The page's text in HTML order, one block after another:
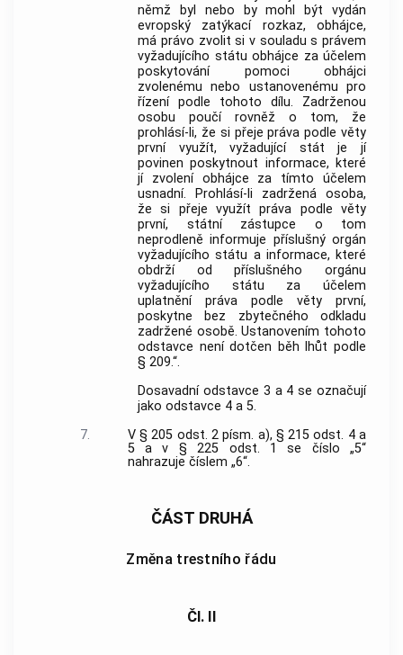
němž byl nebo by mohl být vydán
evropský zatýkací rozkaz, obhájce,
má právo zvolit si v souladu s právem
vyžadujícího státu obhájce za účelem
poskytování pomoci obhájci
zvolenému nebo ustanovenému pro
řízení podle tohoto dílu. Zadrženou
osobu poučí rovněž o tom, že
prohlásí-li, že si přeje práva podle věty
první využít, vyžadující stát je jí
povinen poskytnout informace, které
jí zvolení obhájce za tímto účelem
usnadní. Prohlásí-li zadržená osoba,
že si přeje využít práva podle věty
první, státní zástupce o tom
neprodleně informuje příslušný orgán
vyžadujícího státu a informace, které
obdrží od příslušného orgánu
vyžadujícího státu za účelem
uplatnění práva podle věty první,
poskytne bez zbytečného odkladu
zadržené osobě. Ustanovením tohoto
odstavce není dotčen běh lhůt podle
§ 209.“.
Dosavadní odstavce 3 a 4 se označují
jako odstavce 4 a 5.
7.
V § 205 odst. 2 písm. a), § 215 odst. 4 a
5 a v § 225 odst. 1 se číslo „5“
nahrazuje číslem „6“.
ČÁST DRUHÁ
Změna trestního řádu
Čl. II